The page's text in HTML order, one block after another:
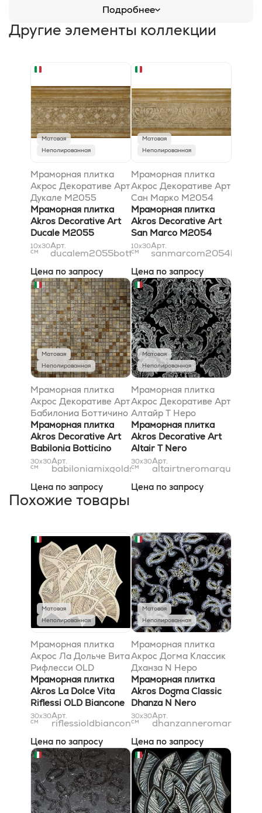
Подробнее
Другие элементы коллекции
Матовая
Неполированная
Мраморная плитка
Акрос Декоративе Арт
Дукале M2055
Боттичино 9,8x30,5
Мраморная плитка
Akros Decorative Art
Ducale M2055
Botticino 9,8x30,5
10x30
см
Арт.
ducalem2055botticino10x31
Цена по запросу
Матовая
Неполированная
Мраморная плитка
Акрос Декоративе Арт
Сан Марко M2054
Боттичино 7,5x30,5
Мраморная плитка
Akros Decorative Art
San Marco M2054
Botticino 7,5x30,5
10x30
см
Арт.
Цена по запросу
Матовая
Неполированная
Мраморная плитка
Акрос Декоративе Арт
Бабилониа Боттичино
Бьянконе Джалло
Реале Травертино
Классико Микс Голд-
Сильвер 30,5x30,5
Мраморная плитка
Akros Decorative Art
Babilonia Botticino
Biancone Giallo Reale
Travertino Classico Mix
Gold-Silver 30,5x30,5
30x30
см
Арт.
babiloniamixgoldsilver1,5x1,5
Цена по запросу
Матовая
Неполированная
Мраморная плитка
Акрос Декоративе Арт
Алтайр T Неро
Марквиниа Сильвер
30,5x30,5
Мраморная плитка
Akros Decorative Art
Altair T Nero
Marquinia Silver
30,5x30,5
30x30
см
Арт.
Цена по запросу
Похожие товары
Матовая
Неполированная
Мраморная плитка
Акрос Ла Дольче Вита
Рифлесси OLD
Бьянконе 29x29
Мраморная плитка
Akros La Dolce Vita
Riflessi OLD Biancone
29x29
30x30
см
Арт.
riflessioldbiancone29x29
Цена по запросу
Матовая
Неполированная
Мраморная плитка
Акрос Догма Классик
Дханза N Неро
Марквиниа
Мултиколор 31x31
Мраморная плитка
Akros Dogma Classic
Dhanza N Nero
Marquinia Multicolor
31x31
30x30
см
Арт.
Цена по запросу